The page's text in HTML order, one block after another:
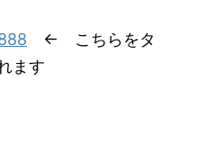
← こちらをタ
ます